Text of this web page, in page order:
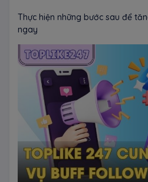
Thực hiện những bước sau để
ngay